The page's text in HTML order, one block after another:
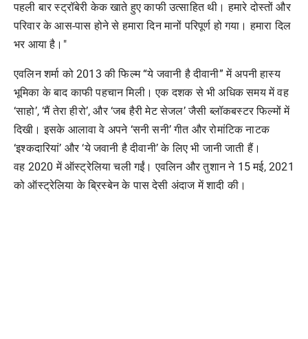
पहली बार स्ट्रॉबेरी केक खाते हुए काफी उत्साहित थी। हमारे दोस्तों और
परिवार के आस-पास होने से हमारा दिन मानों परिपूर्ण हो गया। हमारा दिल
भर आया है।"
एवलिन शर्मा को 2013 की फिल्म “ये जवानी है दीवानी” में अपनी हास्य
भूमिका के बाद काफी पहचान मिली। एक दशक से भी अधिक समय में वह
‘साहो’, ‘मैं तेरा हीरो’, और ‘जब हैरी मेट सेजल’ जैसी ब्लॉकबस्टर फिल्मों में
दिखी। इसके आलावा वे अपने ‘सनी सनी’ गीत और रोमांटिक नाटक
‘इश्कदारियां’ और ‘ये जवानी है दीवानी’ के लिए भी जानी जाती हैं।
वह 2020 में ऑस्ट्रेलिया चली गईं। एवलिन और तुशान ने 15 मई, 2021
को ऑस्ट्रेलिया के ब्रिस्बेन के पास देसी अंदाज में शादी की।